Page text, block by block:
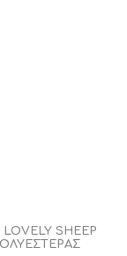
SHEEP